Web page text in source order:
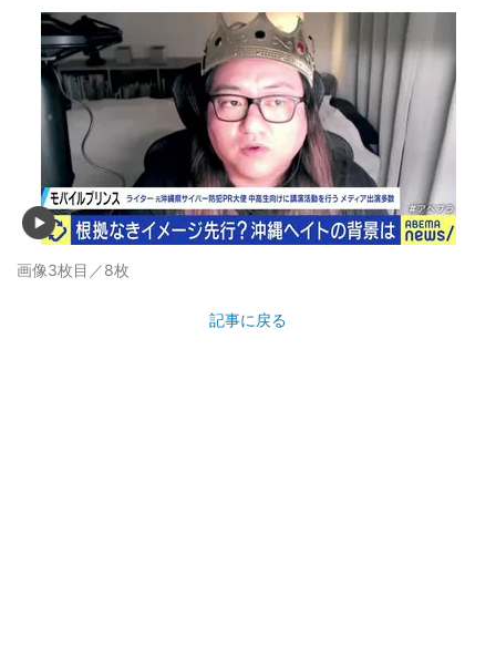
画像3枚目／8枚
記事に戻る